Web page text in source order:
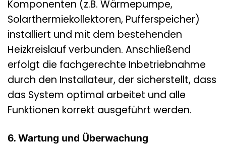
Komponenten (z.B. Wärmepumpe,
Solarthermiekollektoren, Pufferspeicher)
installiert und mit dem bestehenden
Heizkreislauf verbunden. Anschließend
erfolgt die fachgerechte Inbetriebnahme
durch den Installateur, der sicherstellt, dass
das System optimal arbeitet und alle
Funktionen korrekt ausgeführt werden.
6. Wartung und Überwachung